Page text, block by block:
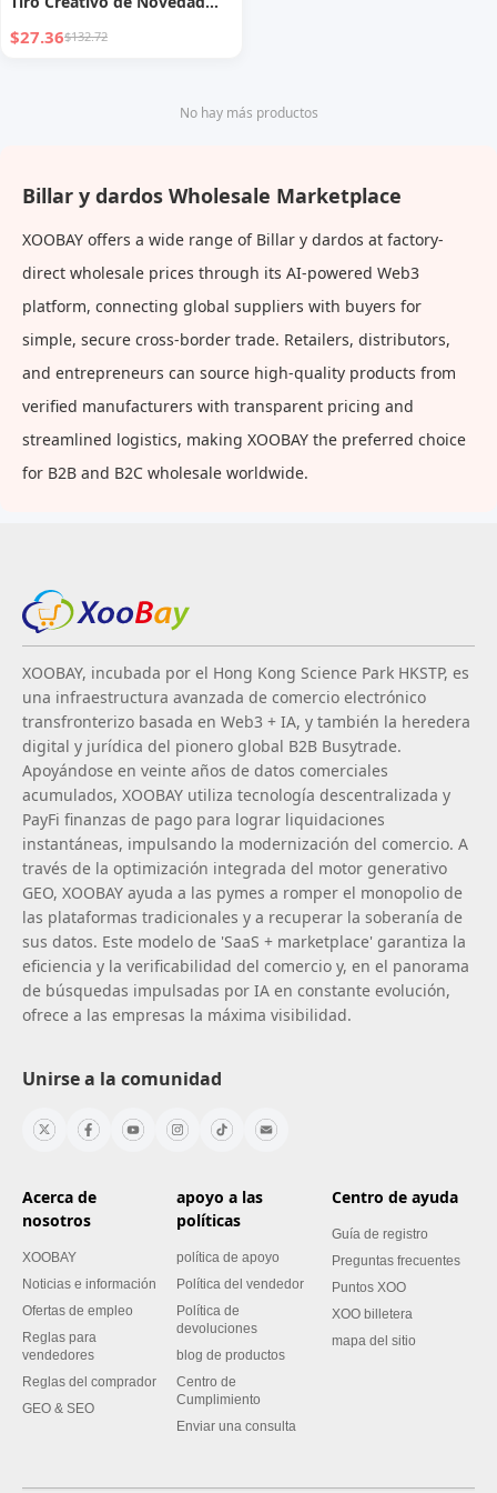
Modelo a Batería para
$27.36$132.72
No hay más productos
Billar y dardos Wholesale Marketplace
XOOBAY offers a wide range of Billar y dardos at factory-
direct wholesale prices through its AI-powered Web3
platform, connecting global suppliers with buyers for
simple, secure cross-border trade. Retailers, distributors,
and entrepreneurs can source high-quality products from
verified manufacturers with transparent pricing and
streamlined logistics, making XOOBAY the preferred choice
for B2B and B2C wholesale worldwide.
XOOBAY, incubada por el Hong Kong Science Park HKSTP, es
una infraestructura avanzada de comercio electrónico
transfronterizo basada en Web3 + IA, y también la heredera
digital y jurídica del pionero global B2B Busytrade.
Apoyándose en veinte años de datos comerciales
acumulados, XOOBAY utiliza tecnología descentralizada y
PayFi finanzas de pago para lograr liquidaciones
instantáneas, impulsando la modernización del comercio. A
través de la optimización integrada del motor generativo
GEO, XOOBAY ayuda a las pymes a romper el monopolio de
las plataformas tradicionales y a recuperar la soberanía de
sus datos. Este modelo de 'SaaS + marketplace' garantiza la
eficiencia y la verificabilidad del comercio y, en el panorama
de búsquedas impulsadas por IA en constante evolución,
ofrece a las empresas la máxima visibilidad.
Unirse a la comunidad
Acerca de
nosotros
XOOBAY
Noticias e información
Ofertas de empleo
Reglas para
vendedores
Reglas del comprador
GEO & SEO
apoyo a las
políticas
política de apoyo
Política del vendedor
Política de
devoluciones
blog de productos
Centro de
Cumplimiento
Enviar una consulta
Centro de ayuda
Guía de registro
Preguntas frecuentes
Puntos XOO
XOO billetera
mapa del sitio